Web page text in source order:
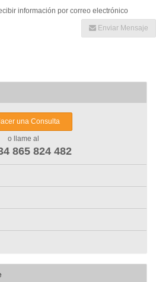
información por correo electrónico
Enviar Mensaje
una Consulta
o llame al
865 824 482